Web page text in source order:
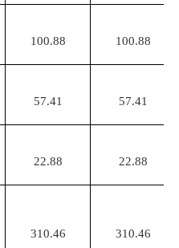
100.88 100.88
57.41 57.41
22.88 22.88
310.46 310.46